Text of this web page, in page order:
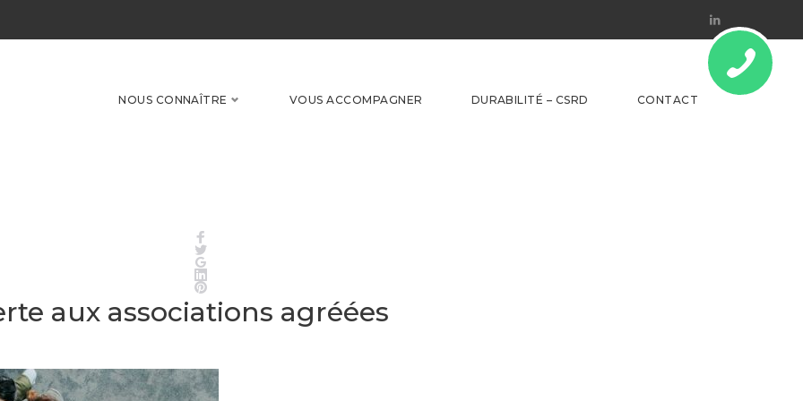
Linkedin
NOUS CONNAÎTRE VOUS ACCOMPAGNER DURABILITÉ – CSRD CONTACT
Twitter
Pinterest
aux associations agréées